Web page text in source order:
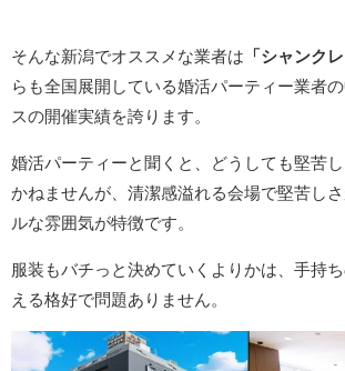
そんな新潟でオススメな業者は 「シャンクレ
らも全国展開している婚活パーティー業者
スの開催実績を誇ります。
婚活パーティーと聞くと、どうしても堅苦
かねませんが、清潔感溢れる会場で堅苦し
ルな雰囲気が特徴です。
服装もバチっと決めていくよりかは、手持
える格好で問題ありません。